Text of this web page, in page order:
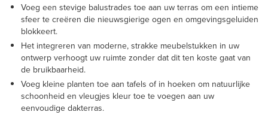
Voeg een stevige balustrades toe aan uw terras om een intieme
sfeer te creëren die nieuwsgierige ogen en omgevingsgeluiden
blokkeert.
Het integreren van moderne, strakke meubelstukken in uw
ontwerp verhoogt uw ruimte zonder dat dit ten koste gaat van
de bruikbaarheid.
Voeg kleine planten toe aan tafels of in hoeken om natuurlijke
schoonheid en vleugjes kleur toe te voegen aan uw
eenvoudige dakterras.